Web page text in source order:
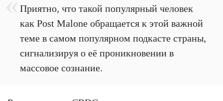
Приятно, что такой популярный человек
как Post Malone обращается к этой важной
теме в самом популярном подкасте страны,
сигнализируя о её проникновении в
массовое сознание.